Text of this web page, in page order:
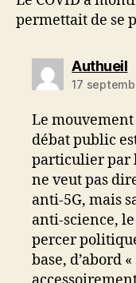
permettait de se
Authueil
17
Le
débat public
particulier par
ne veut pas
anti-5G, mais
anti-science,
percer
base, d’abord